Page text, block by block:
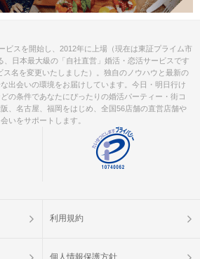
ビスを開始し、2012年に上場（現在は東証プライム市
、日本最大級の「自社直営」婚活・恋活サービスです
名を変更いたしました）。独自のノウハウと最新の
出会いの環境をお届けしています。今日・明日行け
の条件であなたにぴったりの婚活パーティー・街コ
、名古屋、福岡をはじめ、全国56店舗の直営店舗や
いをサポートします。
利用規約
個人情報保護方針